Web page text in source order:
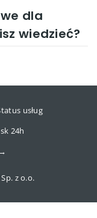
dla
wiedzieć?
usług
24h
z o.o.